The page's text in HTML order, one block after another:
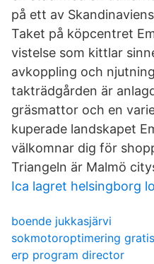
på ett av
Taket på köpcentret
vistelse som kittlar
avkoppling och
takträdgården är
gräsmattor och en
kuperade landskapet
välkomnar dig för
Triangeln är Malmö
Ica lagret helsingborg
boende jukkasjärvi
sokmotoroptimering gratis
erp program director